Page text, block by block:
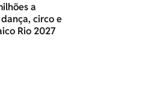
a
circo e
Rio 2027